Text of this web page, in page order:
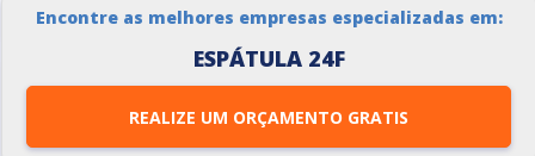
Encontre as melhores empresas especializadas em:
ESPÁTULA 24F
REALIZE UM ORÇAMENTO GRATIS